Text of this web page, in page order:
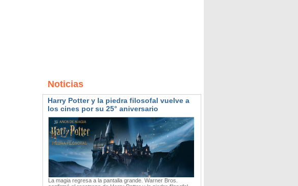
Noticias
Harry Potter y la piedra filosofal vuelve a
los cines por su 25° aniversario
La magia regresa a la pantalla grande. Warner Bros.